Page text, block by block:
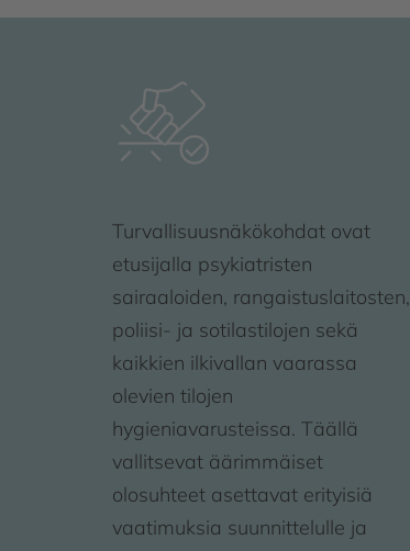
Turvallisuusnäkökohdat ovat
etusijalla psykiatristen
sairaaloiden, rangaistuslaitosten,
poliisi- ja sotilastilojen sekä
kaikkien ilkivallan vaarassa
olevien tilojen
hygieniavarusteissa. Täällä
vallitsevat äärimmäiset
olosuhteet asettavat erityisiä
vaatimuksia suunnittelulle ja